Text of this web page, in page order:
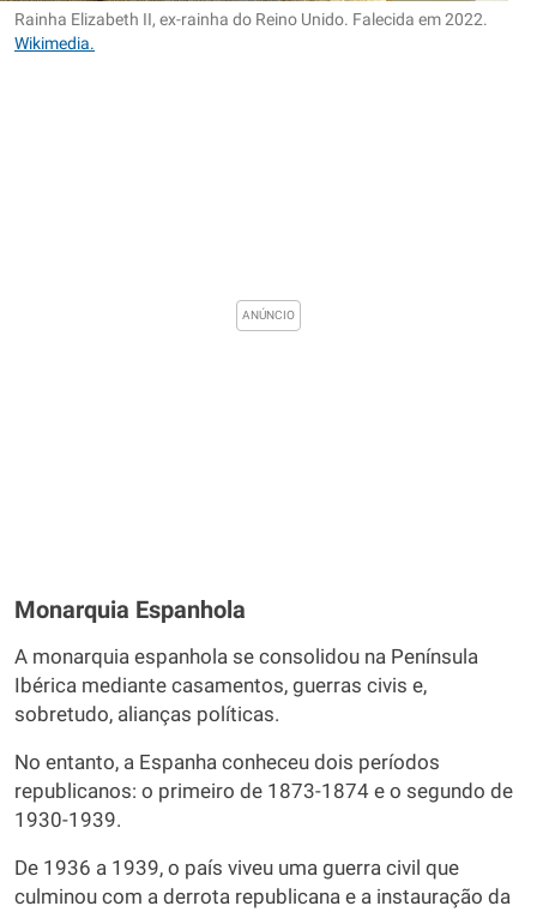
Rainha Elizabeth II, ex-rainha do Reino Unido. Falecida em 2022.
Wikimedia.
Monarquia Espanhola
A monarquia espanhola se consolidou na Península
Ibérica mediante casamentos, guerras civis e,
sobretudo, alianças políticas.
No entanto, a Espanha conheceu dois períodos
republicanos: o primeiro de 1873-1874 e o segundo de
1930-1939.
De 1936 a 1939, o país viveu uma guerra civil que
culminou com a derrota republicana e a instauração da